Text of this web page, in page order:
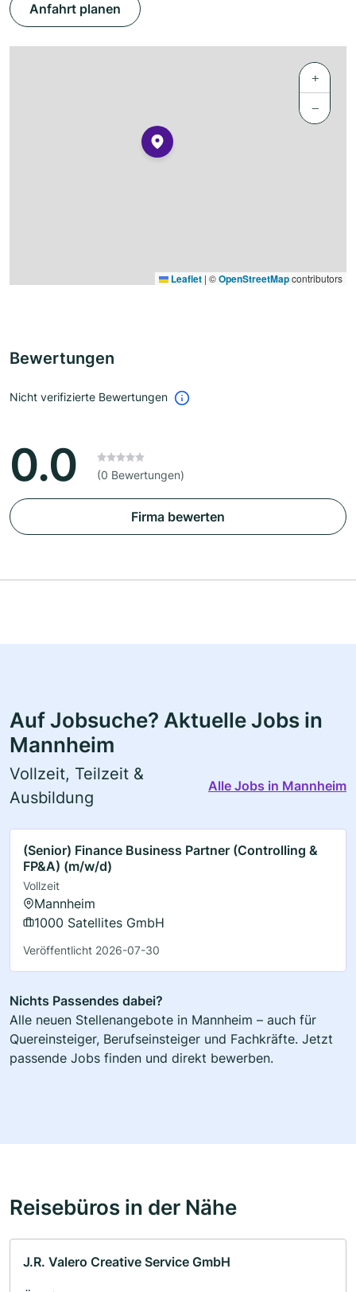
Anfahrt planen
+
−
Leaflet | ©OpenStreetMapcontributors
Bewertungen
Nicht verifizierte Bewertungen
0.0 (0 Bewertungen)
Firma bewerten
Auf Jobsuche? Aktuelle Jobs in
Mannheim
Vollzeit, Teilzeit &
Ausbildung
Alle Jobs in Mannheim
(Senior) Finance Business Partner (Controlling &
FP&A) (m/w/d)
Vollzeit
Mannheim
1000 Satellites GmbH
Veröffentlicht 2026-07-30
Nichts Passendes dabei?
Alle neuen Stellenangebote in Mannheim – auch für
Quereinsteiger, Berufseinsteiger und Fachkräfte. Jetzt
passende Jobs finden und direkt bewerben.
Reisebüros in der Nähe
J.R. Valero Creative Service GmbH